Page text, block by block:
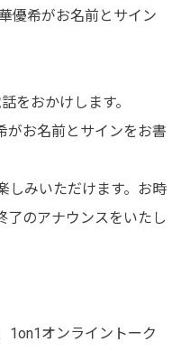
優希がお名前とサイン
をおかけします。
がお名前とサインをお書
しみいただけます。お時
了のアナウンスをいたし
1on1オンライントーク